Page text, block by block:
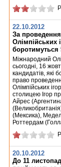
22.10.2012
За
Олімпійських
боротимуться
Міжнародний
сьогодні, 16
кандидатів, які
право
Олімпійських
столицею Ігор
Айрес
(Мексика),
Роттердам
20.10.2012
До 11